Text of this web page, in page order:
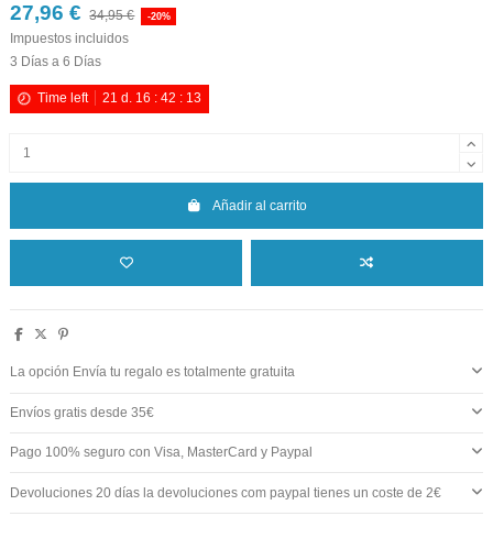
27,96 € 34,95 € -20%
Impuestos incluidos
3 Días a 6 Días
Time left 21 d. 16 :42 : 12
Añadir al carrito
La opción Envía tu regalo es totalmente gratuita
Envíos gratis desde 35€
Pago 100% seguro con Visa, MasterCard y Paypal
Devoluciones 20 días la devoluciones com paypal tienes un coste de 2€